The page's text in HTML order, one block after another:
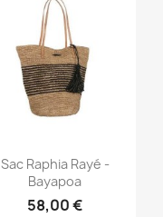
Aperçu rapide
Sac Raphia Rayé -
Bayapoa
58,00 €